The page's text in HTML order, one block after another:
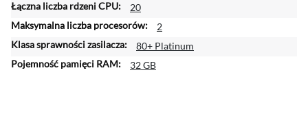
20
2
80+ Platinum
32 GB